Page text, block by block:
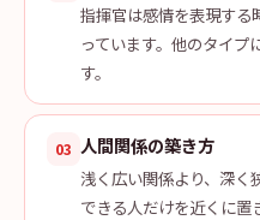
指揮官は感情を表現する
っています。他のタイプ
す。
03 人間関係の築き方
浅く広い関係より、深く
できる人だけを近くに置